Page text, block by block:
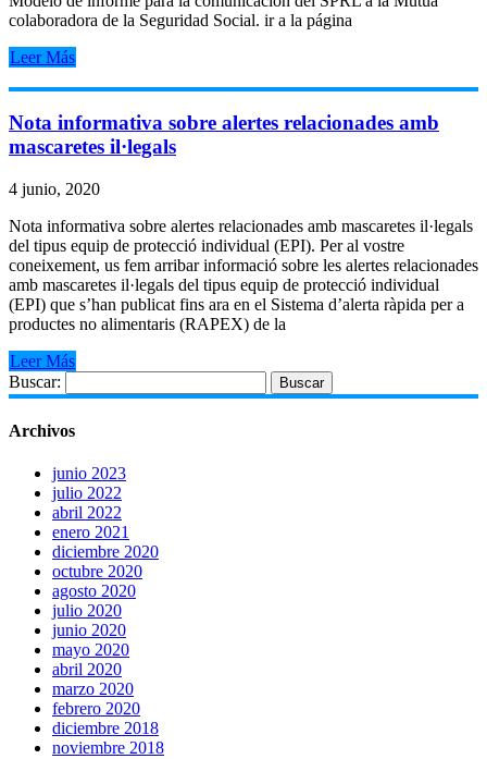
colaboradora de la Seguridad Social. ir a la página
Leer Más
Nota informativa sobre alertes relacionades amb
mascaretes il·legals
4 junio, 2020
Nota informativa sobre alertes relacionades amb mascaretes il·legals
del tipus equip de protecció individual (EPI). Per al vostre
coneixement, us fem arribar informació sobre les alertes relacionades
amb mascaretes il·legals del tipus equip de protecció individual
(EPI) que s’han publicat fins ara en el Sistema d’alerta ràpida per a
productes no alimentaris (RAPEX) de la
Leer Más
Buscar:
Archivos
junio 2023
julio 2022
abril 2022
enero 2021
diciembre 2020
octubre 2020
agosto 2020
julio 2020
junio 2020
mayo 2020
abril 2020
marzo 2020
febrero 2020
diciembre 2018
noviembre 2018